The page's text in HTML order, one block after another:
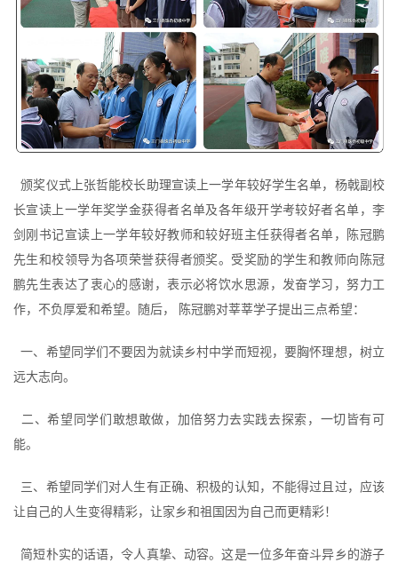
颁奖仪式上张哲能校长助理宣读上一学年较好学生名单，杨戟副校
长宣读上一学年奖学金获得者名单及各年级开学考较好者名单，李
剑刚书记宣读上一学年较好教师和较好班主任获得者名单，陈冠鹏
先生和校领导为各项荣誉获得者颁奖。受奖励的学生和教师向陈冠
鹏先生表达了衷心的感谢，表示必将饮水思源，发奋学习，努力工
作，不负厚爱和希望。随后， 陈冠鹏对莘莘学子提出三点希望：
一、希望同学们不要因为就读乡村中学而短视，要胸怀理想，树立
远大志向。
二、希望同学们敢想敢做，加倍努力去实践去探索，一切皆有可
能。
三、希望同学们对人生有正确、积极的认知，不能得过且过，应该
让自己的人生变得精彩，让家乡和祖国因为自己而更精彩！
简短朴实的话语，令人真挚、动容。这是一位多年奋斗异乡的游子